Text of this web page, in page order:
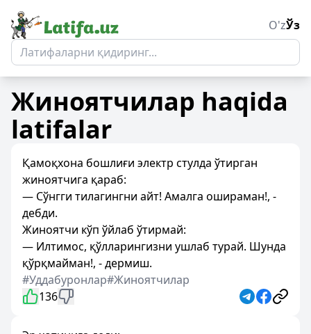
O'zЎз
Жиноятчилар haqida
latifalar
Қамоқхона бошлиғи электр стулда ўтирган
жиноятчига қараб:
— Сўнгги тилагингни айт! Амалга ошираман!, -
дебди.
Жиноятчи кўп ўйлаб ўтирмай:
— Илтимос, қўлларингизни ушлаб турай. Шунда
қўрқмайман!, - дермиш.
#Уддабуронлар#Жиноятчилар
136